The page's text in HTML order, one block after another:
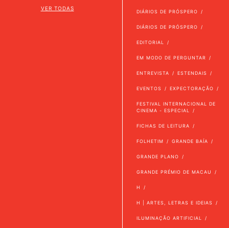
VER TODAS
DIÁRIOS DE PRÓSPERO
DIÁRIOS DE PRÓSPERO
EDITORIAL
EM MODO DE PERGUNTAR
ENTREVISTA ESTENDAIS
EVENTOS EXPECTORAÇÃO
FESTIVAL INTERNACIONAL DE
CINEMA - ESPECIAL
FICHAS DE LEITURA
FOLHETIM GRANDE BAÍA
GRANDE PLANO
GRANDE PRÉMIO DE MACAU
H
H | ARTES, LETRAS E IDEIAS
ILUMINAÇÃO ARTIFICIAL